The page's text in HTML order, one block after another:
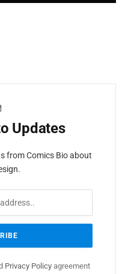
Updates
from Comics Bio about
Privacy Policy agreement